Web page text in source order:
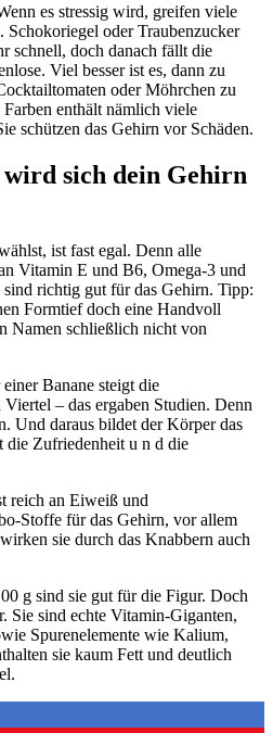
es stressig wird, greifen viele
Schokoriegel oder Traubenzucker
schnell, doch danach fällt die
Viel besser ist es, dann zu
oder Möhrchen zu
enthält nämlich viele
schützen das Gehirn vor Schäden.
wird sich dein Gehirn
ist fast egal. Denn alle
Vitamin E und B6, Omega-3 und
richtig gut für das Gehirn. Tipp:
Formtief doch eine Handvoll
Namen schließlich nicht von
Banane steigt die
– das ergaben Studien. Denn
Und daraus bildet der Körper das
die Zufriedenheit u n d die
reich an Eiweiß und
Stoffe für das Gehirn, vor allem
sie durch das Knabbern auch
g sind sie gut für die Figur. Doch
Sie sind echte Vitamin-Giganten,
Spurenelemente wie Kalium,
sie kaum Fett und deutlich